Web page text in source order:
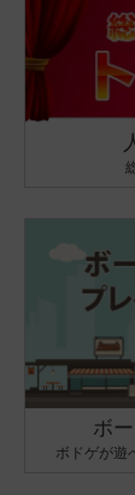
ボ
ボドゲが遊